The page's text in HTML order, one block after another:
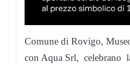
Comune di Rovigo,
con Aqua Srl, celebrano